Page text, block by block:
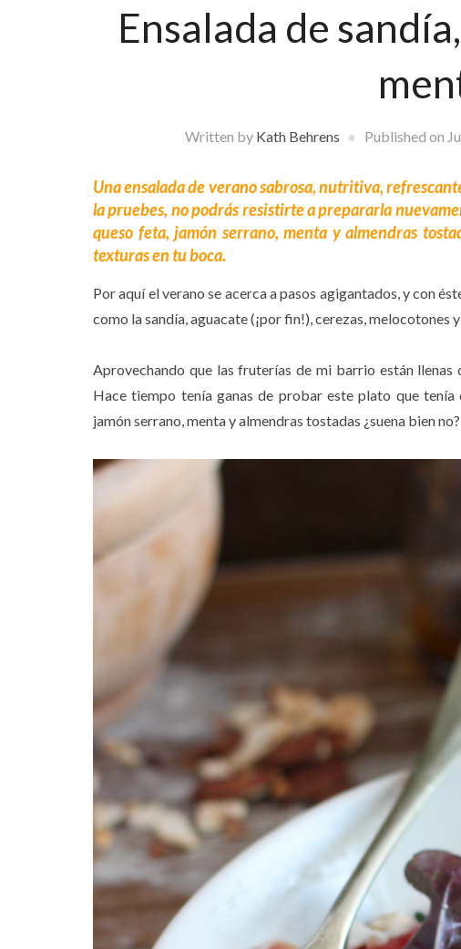
Ensalada de
Written by Kath Behrens Published on
Una ensalada de verano sabrosa, nutritiva,
la pruebes, no podrás resistirte a prepararla
queso feta, jamón serrano, menta y almendras
texturas en tu boca.
Por aquí el verano se acerca a pasos agigantados, y con
como la sandía, aguacate (¡por fin!), cerezas, melocotones
Aprovechando que las fruterías de mi barrio están
Hace tiempo tenía ganas de probar este plato que tenía
jamón serrano, menta y almendras tostadas ¿suena bien no?